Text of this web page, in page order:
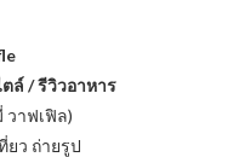
ล์ / รีวิวอาหาร
วาฟเฟิล)
ยว ถ่ายรูป